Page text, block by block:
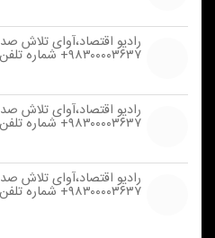
رادیو اقتصاد،آوای تلاش
۹۸۳۰۰۰۰۳۶۳۷+ شماره تلفن ۲۴ ساعته شبكه: ۹۸۲۱۲۷۸۶ ...
رادیو اقتصاد،آوای تلاش
۹۸۳۰۰۰۰۳۶۳۷+ شماره تلفن ۲۴ ساعته شبكه: ۹۸۲۱۲۷۸۶ ...
رادیو اقتصاد،آوای تلاش
۹۸۳۰۰۰۰۳۶۳۷+ شماره تلفن ۲۴ ساعته شبكه: ۹۸۲۱۲۷۸۶ ...